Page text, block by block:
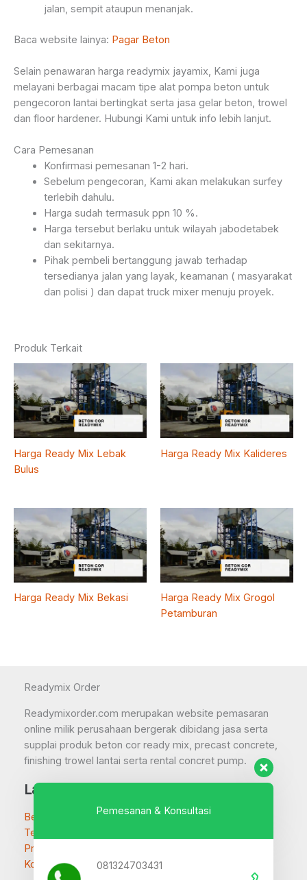
jalan, sempit ataupun menanjak.
Baca website lainya: Pagar Beton
Selain penawaran harga readymix jayamix, Kami juga
melayani berbagai macam tipe alat pompa beton untuk
pengecoron lantai bertingkat serta jasa gelar beton, trowel
dan floor hardener. Hubungi Kami untuk info lebih lanjut.
Cara Pemesanan
Konfirmasi pemesanan 1-2 hari.
Sebelum pengecoran, Kami akan melakukan surfey
terlebih dahulu.
Harga sudah termasuk ppn 10 %.
Harga tersebut berlaku untuk wilayah jabodetabek
dan sekitarnya.
Pihak pembeli bertanggung jawab terhadap
tersedianya jalan yang layak, keamanan ( masyarakat
dan polisi ) dan dapat truck mixer menuju proyek.
Produk Terkait
Harga Ready Mix Lebak
Bulus
Harga Ready Mix Kalideres
Harga Ready Mix Bekasi
Harga Ready Mix Grogol
Petamburan
Readymix Order
Readymixorder.com merupakan website pemasaran
online milik perusahaan bergerak dibidang jasa serta
supplai produk beton cor ready mix, precast concrete,
finishing trowel lantai serta rental concret pump.
Layanan
Beranda
Tentang
Produk Beton
Kontak
Pemesanan & Konsultasi
081324703431